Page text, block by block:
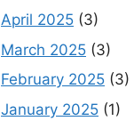
April 2025 (3)
March 2025 (3)
February 2025 (3)
January 2025 (1)